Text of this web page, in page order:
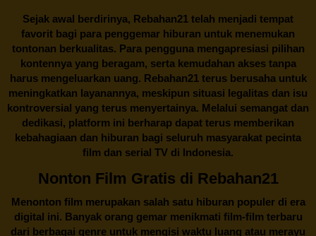
Sejak awal berdirinya, Rebahan21 telah menjadi tempat
favorit bagi para penggemar hiburan untuk menemukan
tontonan berkualitas. Para pengguna mengapresiasi pilihan
kontennya yang beragam, serta kemudahan akses tanpa
harus mengeluarkan uang. Rebahan21terus berusaha untuk
meningkatkan layanannya, meskipun situasi legalitas dan isu
kontroversial yang terus menyertainya. Melalui semangat dan
dedikasi, platform ini berharap dapat terus memberikan
kebahagiaan dan hiburan bagi seluruh masyarakat pecinta
film dan serial TV di Indonesia.
Nonton Film Gratis di Rebahan21
Menonton film merupakan salah satu hiburan populer di era
digital ini. Banyak orang gemar menikmati film-film terbaru
dari berbagai genre untuk mengisi waktu luang atau merayu